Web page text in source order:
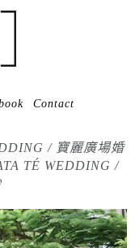
Contact
/ 寶麗廣場婚
TÉ WEDDING /